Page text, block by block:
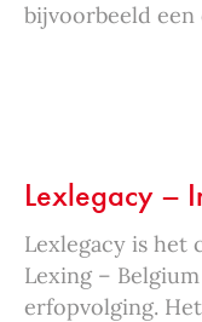
bijvoorbeeld
Lexlegacy –
Lexlegacy is het
Lexing –
erfopvolging.